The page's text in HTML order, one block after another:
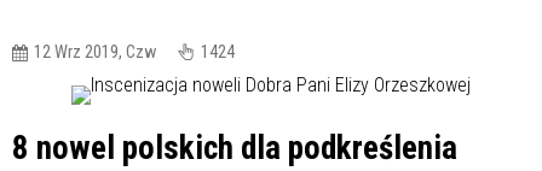
12 Wrz 2019, Czw 1424
8 nowel polskich dla podkreślenia